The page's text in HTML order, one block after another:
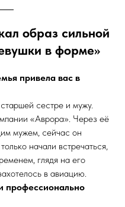
образ сильной
в форме»
привела вас в
сестре и мужу.
«Аврора». Через её
мужем, сейчас он
начали встречаться,
глядя на его
в авиацию.
профессионально